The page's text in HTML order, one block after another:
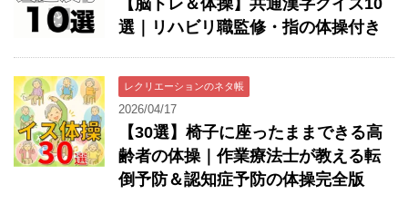
選｜リハビリ職監修・指の体操付き
レクリエーションのネタ帳
2026/04/17
【30選】椅子に座ったままできる高
齢者の体操｜作業療法士が教える転
倒予防＆認知症予防の体操完全版